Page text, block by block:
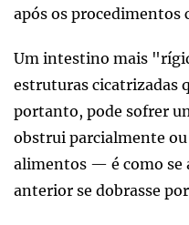
após os
Um intestino mais
estruturas cicatrizadas
portanto, pode sofrer
obstrui parcialmente
alimentos — é como se
anterior se dobrasse